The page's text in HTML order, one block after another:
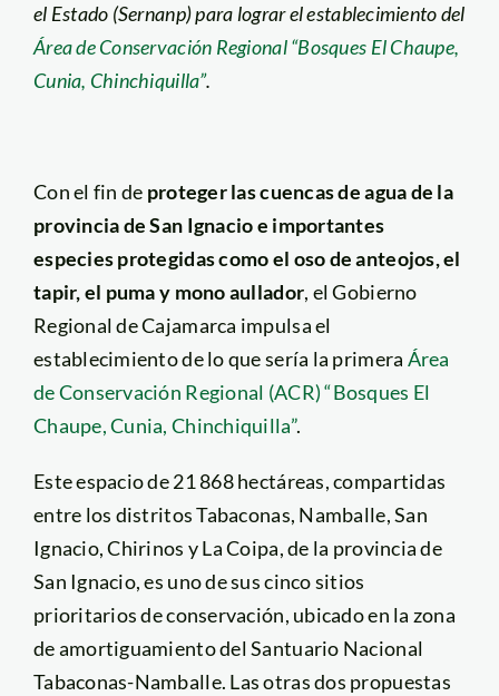
el Estado (Sernanp) para lograr el establecimiento del
Área de Conservación Regional “Bosques El Chaupe,
Cunia, Chinchiquilla”.
Con el fin de proteger las cuencas de agua de la
provincia de San Ignacio e importantes
especies protegidas como el oso de anteojos, el
tapir, el puma y mono aullador, el Gobierno
Regional de Cajamarca impulsa el
establecimiento de lo que sería la primera Área
de Conservación Regional (ACR) “Bosques El
Chaupe, Cunia, Chinchiquilla”.
Este espacio de 21 868 hectáreas, compartidas
entre los distritos Tabaconas, Namballe, San
Ignacio, Chirinos y La Coipa, de la provincia de
San Ignacio, es uno de sus cinco sitios
prioritarios de conservación, ubicado en la zona
de amortiguamiento del Santuario Nacional
Tabaconas-Namballe. Las otras dos propuestas